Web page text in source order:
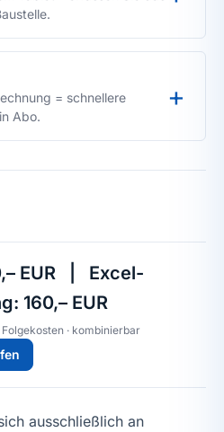
= schnellere
Abo.
EUR | Excel-
160,– EUR
· kombinierbar
ausschließlich an